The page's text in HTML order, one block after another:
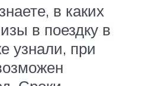
в каких
в поездку в
узнали, при